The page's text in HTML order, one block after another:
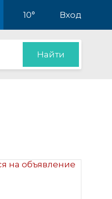
10° Вход
Найти
на объявление